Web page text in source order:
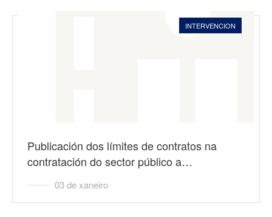
INTERVENCION
Publicación dos límites de contratos na
contratación do sector público a…
03 de xaneiro